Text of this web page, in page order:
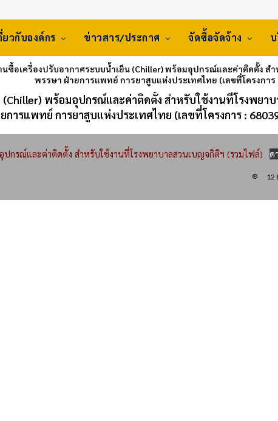
ยวกับองค์กร ข่าวสาร/ประกาศ จัดซื้อจัดจ้าง
นซื้อเครื่องปรับอากาศระบบน้ำเย็น (Chiller) พร้อมอุปกรณ์และค่าติดตั้ง ส
พรรษา ฝ่ายการแพทย์ การยาสูบแห่งประเทศไทย (เลขที่โครงการ
พร้อมอุปกรณ์และค่าติดตั้ง สำหรับใช้งานที่โรงพยา
ารแพทย์ การยาสูบแห่งประเทศไทย (เลขที่โครงการ :
กรณ์และค่าติดตั้ง สำหรับใช้งานที่โรงพยาบาลสวนเบญจกิติฯ (รวมไฟล์) ด
12